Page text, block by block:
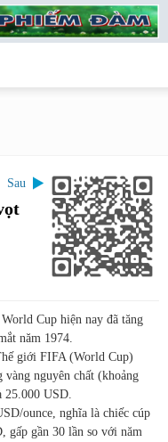
Sau
Cup hiện nay đã tăng
năm 1974.
giới FIFA (World Cup)
nguyên chất (khoảng
USD.
ounce, nghĩa là chiếc cúp
gấp gần 30 lần so với năm